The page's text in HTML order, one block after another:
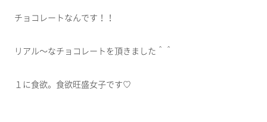
チョコレートなんです！！
リアル～なチョコレートを頂きました＾＾
１に食欲。食欲旺盛女子です♡